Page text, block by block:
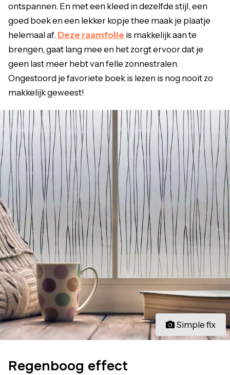
ontspannen. En met een kleed in dezelfde stijl, een
goed boek en een lekker kopje thee maak je plaatje
helemaal af. Deze raamfolie is makkelijk aan te
brengen, gaat lang mee en het zorgt ervoor dat je
geen last meer hebt van felle zonnestralen.
Ongestoord je favoriete boek is lezen is nog nooit zo
makkelijk geweest!
Simple fix
Regenboog effect